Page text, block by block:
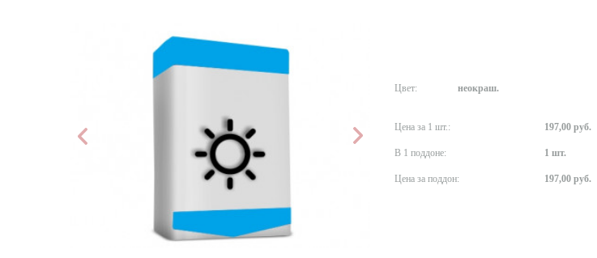
Цвет: неокраш.
Цена за 1 шт.: 197,00 руб.
В 1 поддоне: 1 шт.
Цена за поддон: 197,00 руб.